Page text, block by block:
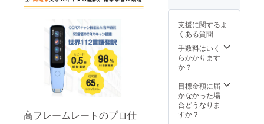
高フレームレートのプロ仕
す。 類
似商品
が発生
する可
能性が
ありま
いた上
でご支
援頂け
が遅れ
があり
ます。
皆様の
ご支援
率が向
上した
場合、
支援に関するよ
くある質問
手数料はいく
らかかります
か？
目標金額に届
かなかった場
合どうなりま
すか？